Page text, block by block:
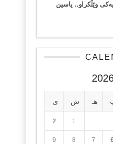
وێڵکراو.. یاسین
هـ ش ی
1
2
6
7
8
9